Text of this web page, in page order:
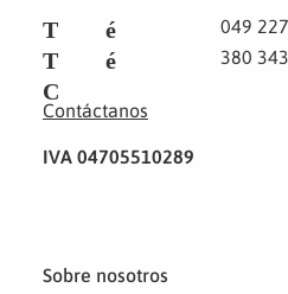
Teléfono 049
Teléfono 380
Correo
Contáctanos
IVA 04705510289
Sobre nosotros